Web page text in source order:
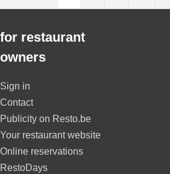
for restaurant
owners
Sign in
Contact
Publicity on Resto.be
Your restaurant website
Online reservations
RestoDays